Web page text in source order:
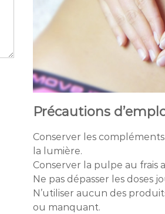
Précautions
Conserver les
la lumière.
Conserver la pulpe au frais
Ne pas dépasser les doses
N’utiliser aucun des
ou manquant.